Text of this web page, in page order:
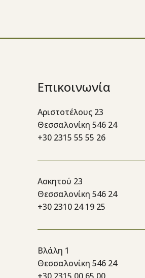
Επικοινωνία
Αριστοτέλους 23
Θεσσαλονίκη 546 24
+30 2315 55 55 26
Ασκητού 23
Θεσσαλονίκη 546 24
+30 2310 24 19 25
Βλάλη 1
Θεσσαλονίκη 546 24
+30 2315 00 65 00